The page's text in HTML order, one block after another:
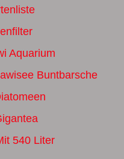
Aquarium
Buntbarsche
540 Liter